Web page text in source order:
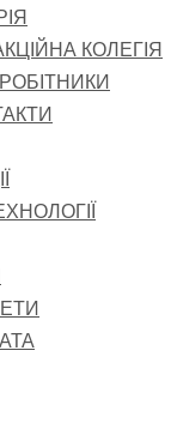
КОЛЕГІЯ